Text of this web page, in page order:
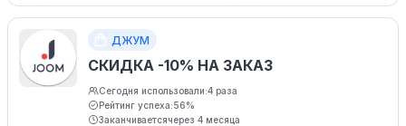
ДЖУМ
СКИДКА -10% НА ЗАКАЗ
Сегодня использовали:4 раза
Рейтинг успеха:56%
Заканчиваетсячерез 4 месяца